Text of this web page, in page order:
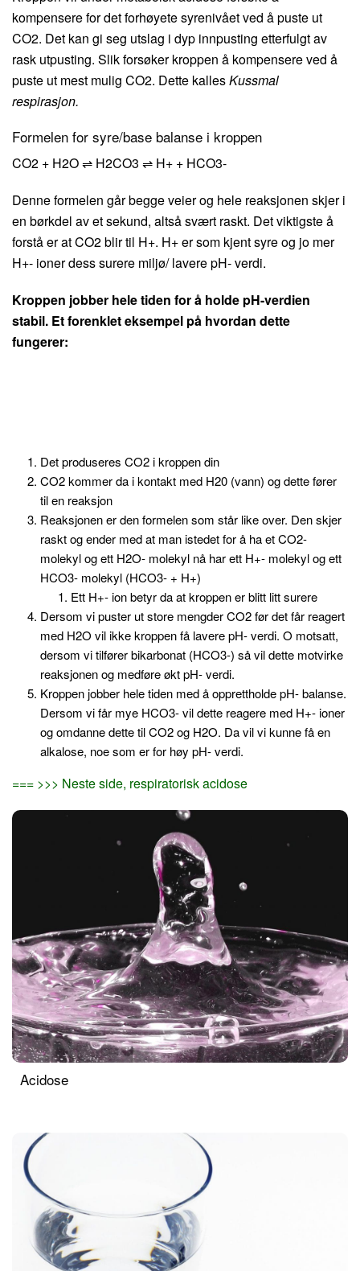
kompensere for det forhøyete syrenivået ved å puste ut
CO2. Det kan gi seg utslag i dyp innpusting etterfulgt av
rask utpusting. Slik forsøker kroppen å kompensere ved å
puste ut mest mulig CO2. Dette kallesKussmal
respirasjon.
Formelen for syre/base balanse i kroppen
CO2 + H2O ⇌ H2CO3 ⇌ H+ + HCO3-
Denne formelen går begge veier og hele reaksjonen skjer i
en børkdel av et sekund, altså svært raskt. Det viktigste å
forstå er at CO2 blir til H+. H+ er som kjent syre og jo mer
H+- ioner dess surere miljø/ lavere pH- verdi.
Kroppen jobber hele tiden for å holde pH-verdien
stabil. Et forenklet eksempel på hvordan dette
fungerer:
Det produseres CO2 i kroppen din
CO2 kommer da i kontakt med H20 (vann) og dette fører
til en reaksjon
Reaksjonen er den formelen som står like over. Den skjer
raskt og ender med at man istedet for å ha et CO2-
molekyl og ett H2O- molekyl nå har ett H+- molekyl og ett
HCO3- molekyl (HCO3- + H+)
Ett H+- ion betyr da at kroppen er blitt litt surere
Dersom vi puster ut store mengder CO2 før det får reagert
med H2O vil ikke kroppen få lavere pH- verdi. O motsatt,
dersom vi tilfører bikarbonat (HCO3-) så vil dette motvirke
reaksjonen og medføre økt pH- verdi.
Kroppen jobber hele tiden med å opprettholde pH- balanse.
Dersom vi får mye HCO3- vil dette reagere med H+- ioner
og omdanne dette til CO2 og H2O. Da vil vi kunne få en
alkalose, noe som er for høy pH- verdi.
=== >>> Neste side, respiratorisk acidose
Acidose